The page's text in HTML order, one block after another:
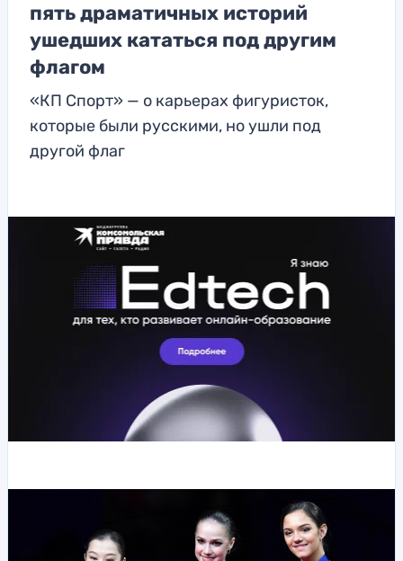
пять драматичных историй
ушедших кататься под другим
флагом
«КП Спорт» — о карьерах фигуристок,
которые были русскими, но ушли под
другой флаг